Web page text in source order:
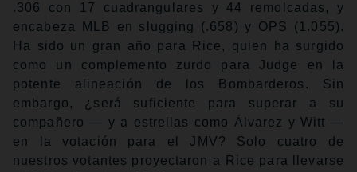
.306 con 17 cuadrangulares y 44 remolcadas, y
encabeza MLB en slugging (.658) y OPS (1.055).
Ha sido un gran año para Rice, quien ha surgido
como un complemento zurdo para Judge en la
potente alineación de los Bombarderos. Sin
embargo, ¿será suficiente para superar a su
compañero — y a estrellas como Álvarez y Witt —
en la votación para el JMV? Solo cuatro de
nuestros votantes proyectaron a Rice para llevarse